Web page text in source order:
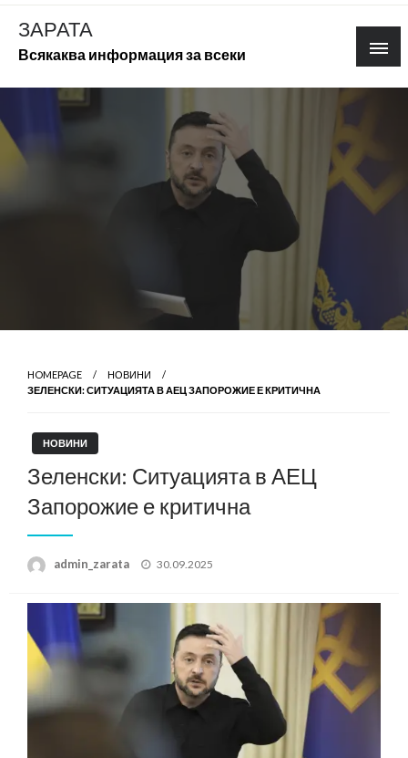
Skip
content
ЗАРАТА
Всякаква информация за всеки
HOMEPAGE
НОВИНИ
ЗЕЛЕНСКИ: СИТУАЦИЯТА В АЕЦ ЗАПОРОЖИЕ Е КРИТИЧНА
НОВИНИ
Зеленски: Ситуацията в АЕЦ
Запорожие е критична
admin_zarata
Posted
30.09.2025